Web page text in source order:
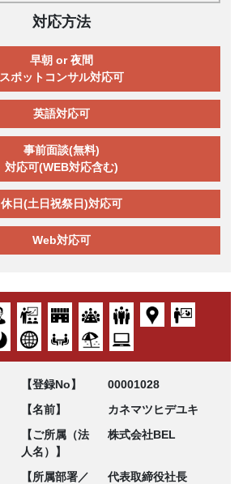
対応方法
早朝 or 夜間
スポットコンサル対応可
英語対応可
事前面談(無料)
対応可(WEB対応含む)
休日(土日祝祭日)対応可
Web対応可
【登録No】
00001028
【名前】
カネマツヒデユキ
【ご所属（法
人名）】
株式会社BEL
【所属部署／
代表取締役社長